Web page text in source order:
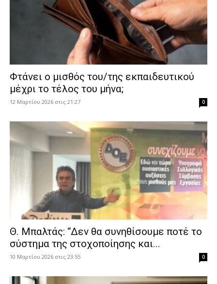
Φτάνει ο μισθός του/της εκπαιδευτικού
μέχρι το τέλος του μήνα;
12 Μαρτίου 2026 στις 21:27 0
Θ. Μπαλτάς: “Δεν θα συνηθίσουμε ποτέ το
σύστημα της στοχοποίησης και...
10 Μαρτίου 2026 στις 23:55 0